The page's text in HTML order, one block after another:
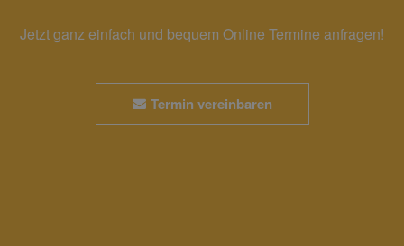
Jetzt ganz einfach und bequem Online Termine anfragen!
Termin vereinbaren